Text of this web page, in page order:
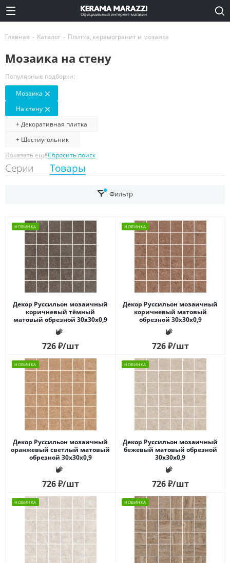
Официальный интернет-магазин
Главная - Каталог - Плитка, керамогранит и мозаика
Мозаика на стену
Популярные подборки:
Мозаика
На стену
+ Декоративная плитка
+ Шестиугольник
Показать ещёСбросить поиск
Серии Товары
Фильтр
НОВИНКА
Декор Руссильон мозаичный
коричневый тёмный
матовый обрезной 30x30x0,9
726₽/шт
НОВИНКА
Декор Руссильон мозаичный
коричневый матовый
обрезной 30x30x0,9
726₽/шт
НОВИНКА
Декор Руссильон мозаичный
оранжевый светлый матовый
обрезной 30x30x0,9
726₽/шт
НОВИНКА
Декор Руссильон мозаичный
бежевый матовый обрезной
30x30x0,9
726₽/шт
НОВИНКА НОВИНКА